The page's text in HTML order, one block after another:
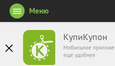
КупиКупон
Мобильное
ещё удобнее
Меню